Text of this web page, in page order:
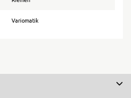
Variomatik